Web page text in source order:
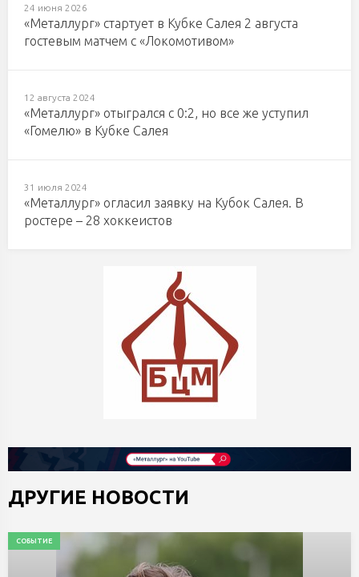
24 июня 2026
«Металлург» стартует в Кубке Салея 2 августа
гостевым матчем с «Локомотивом»
12 августа 2024
«Металлург» отыгрался с 0:2, но все же уступил
«Гомелю» в Кубке Салея
31 июля 2024
«Металлург» огласил заявку на Кубок Салея. В
ростере – 28 хоккеистов
ДРУГИЕ НОВОСТИ
СОБЫТИЕ